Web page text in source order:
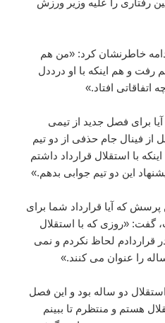
خاطرنشان کرد: «من هم
رفت و هم اینکه با او درددل
اتفاقاتی افتاد.»
برای فصل جدید از تیمی
از فینال جام حذفی از دو تیم
با استقلال قرارداد داشتم
این دو تیم جوابی بدهم.»
که آیا قرارداد شما برای
«روزی که با استقلال
قراردادم لحاظ نکردم و نمی
را عنوان می کنند.»
دو ساله بود و این فصل
هستم و منتظرم تا ببینم